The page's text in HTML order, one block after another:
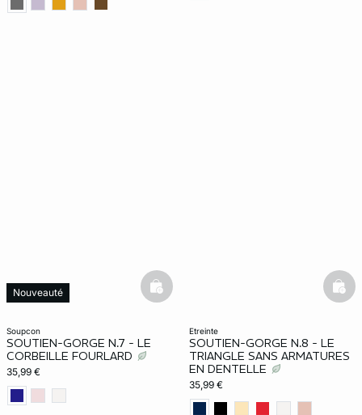
soupcon
SOUTIEN-GORGE N.7 - LE
CORBEILLE FOURLARD
35,99 €
Nouveauté basketfull
etreinte
SOUTIEN-GORGE N.8 - LE
TRIANGLE SANS ARMATURES
EN DENTELLE
35,99 €